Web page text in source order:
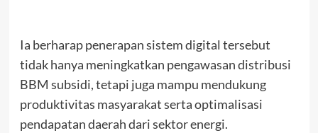
Ia berharap penerapan sistem digital tersebut
tidak hanya meningkatkan pengawasan distribusi
BBM subsidi, tetapi juga mampu mendukung
produktivitas masyarakat serta optimalisasi
pendapatan daerah dari sektor energi.